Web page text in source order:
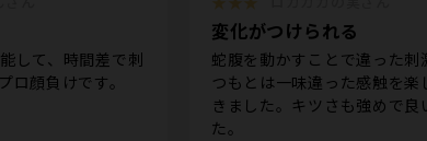
して、時間差で刺
ロ顔負けです。
変化がつけられる
蛇腹を動かすことで違った刺
つもとは一味違った感触を楽
きました。キツさも強めで良
た。